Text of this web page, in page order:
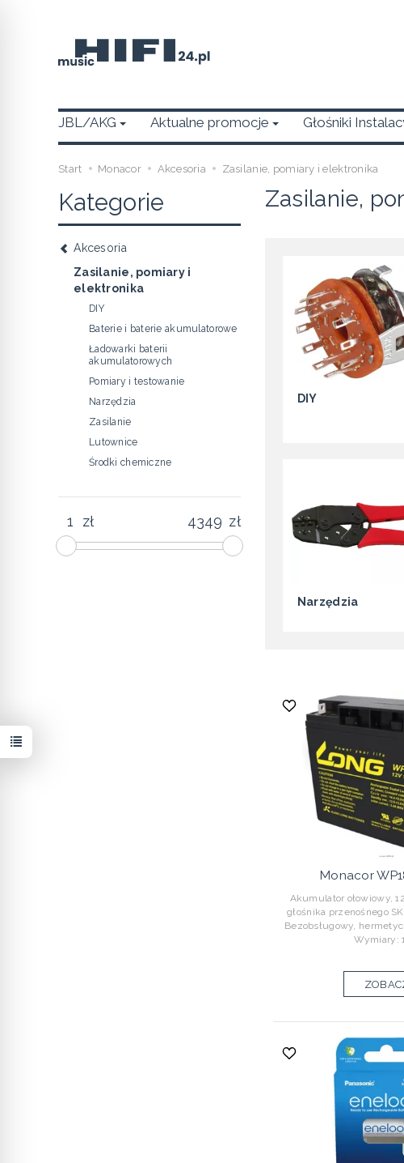
JBL/AKG Aktualne promocje Głośniki
Start Monacor Akcesoria Zasilanie, pomiary i elektronika
Zasilanie,
DIY
Narzędzia
Monacor
Akumulator ołowiowy,
głośnika przenośnego
Bezobsługowy,
Wymiary:
Kategorie
Akcesoria
Zasilanie, pomiary i
elektronika
DIY
Baterie i baterie akumulatorowe
Ładowarki baterii
akumulatorowych
Pomiary i testowanie
Narzędzia
Zasilanie
Lutownice
Środki chemiczne
zł zł